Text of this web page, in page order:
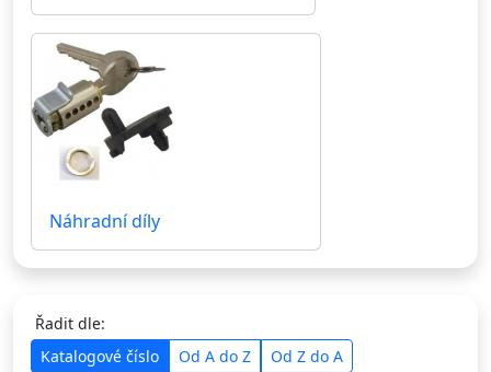
Náhradní díly
Řadit dle:
Katalogové číslo
Od A do Z Od Z do A